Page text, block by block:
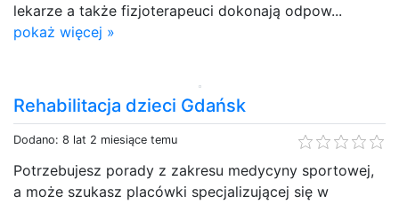
lekarze a także fizjoterapeuci dokonają odpow...
pokaż więcej »
Rehabilitacja dzieci Gdańsk
Dodano: 8 lat 2 miesiące temu
Potrzebujesz porady z zakresu medycyny sportowej,
a może szukasz placówki specjalizującej się w